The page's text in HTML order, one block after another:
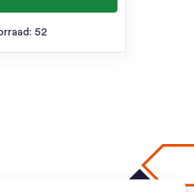
52